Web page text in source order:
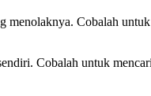
menolaknya. Cobalah
Cobalah untuk